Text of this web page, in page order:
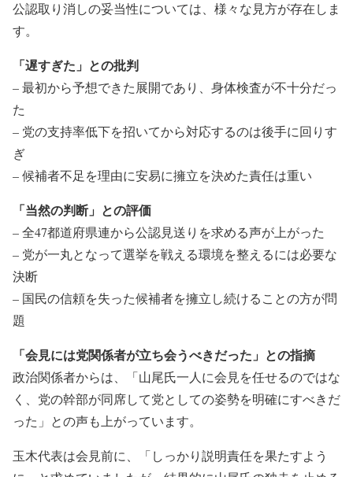
公認取り消しの妥当性については、様々な見方が存在しま
す。
「遅すぎた」との批判
– 最初から予想できた展開であり、身体検査が不十分だっ
た
– 党の支持率低下を招いてから対応するのは後手に回りす
ぎ
– 候補者不足を理由に安易に擁立を決めた責任は重い
「当然の判断」との評価
– 全47都道府県連から公認見送りを求める声が上がった
– 党が一丸となって選挙を戦える環境を整えるには必要な
決断
– 国民の信頼を失った候補者を擁立し続けることの方が問
題
「会見には党関係者が立ち会うべきだった」との指摘
政治関係者からは、「山尾氏一人に会見を任せるのではな
く、党の幹部が同席して党としての姿勢を明確にすべきだ
った」との声も上がっています。
玉木代表は会見前に、「しっかり説明責任を果たすよう